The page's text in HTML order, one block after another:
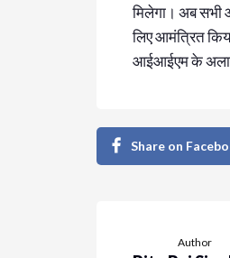
मिलेगा। अब सभी
लिए आमंत्रित
आईआईएम के
Share on
Author